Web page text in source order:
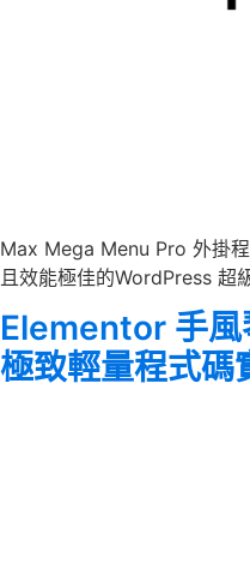
Max Mega Menu Pro 外掛
且效能極佳的WordPress 超
Elementor 手風
極致輕量程式碼